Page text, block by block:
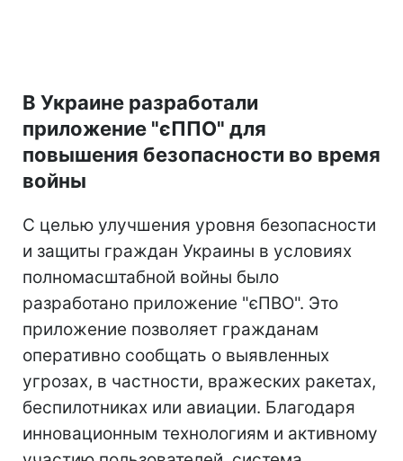
В Украине разработали
приложение "єППО" для
повышения безопасности во время
войны
С целью улучшения уровня безопасности
и защиты граждан Украины в условиях
полномасштабной войны было
разработано приложение "єПВО". Это
приложение позволяет гражданам
оперативно сообщать о выявленных
угрозах, в частности, вражеских ракетах,
беспилотниках или авиации. Благодаря
инновационным технологиям и активному